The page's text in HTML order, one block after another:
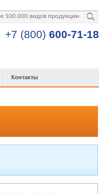
+7 (800) 600-71-18
Контакты